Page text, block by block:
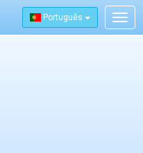
Português